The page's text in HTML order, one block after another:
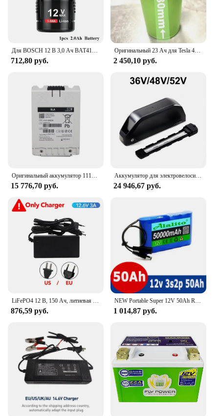
reliable and efficient power solutions.
Для BOSCH 12 В 3,0 Ач BAT411 Сменный аккумулятор Bosch 12 В BAT412A BAT413A D-70745GOP 2607336013 2607336014 ПС20-2
712,80 руб.
Оригинальный 23 Ач для Tesla 4680, литий-железо-фосфатный аккумулятор, цилиндрический аккумулятор для хранения солнечной энергии, электромобиль Lifepo4, аккумулятор
2 450,10 руб.
Оригинальный аккумулятор 11141-00028 для дефибриллятора Sla 12 В 2,5 Ач
15 776,70 руб.
Аккумулятор для электровелосипеда 21700, 36 В, 48 В, 52 в, 20 Ач, 25 Ач, 30 Ач, 35 Ач, 40 Ач, комплект Te-sla для электровелосипеда 1500 Вт, 1000 Вт, 750 Вт, 500 Вт, 350 Вт
24 946,67 руб.
LiFePO4 12 В, 150 Ач, литиевая аккумуляторная батарея 4000+ циклов, встроенная BMS, идеально подходит для езды на игрушках, скутерах, рыболожниках
876,59 руб.
NEW Portable Super 12V 50Ah Rechargeable Lithium Ion Battery Pack Capacity DC 12.6v 30Ah CCTV Cam Monitor Xenon lamp + Charger
1 014,87 руб.